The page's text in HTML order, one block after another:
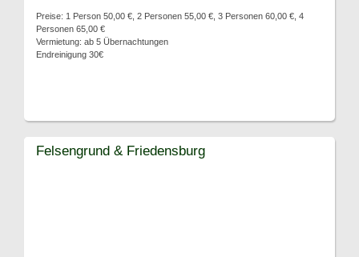
Preise: 1 Person 50,00 €, 2 Personen 55,00 €, 3 Personen 60,00 €, 4
Personen 65,00 €
Vermietung: ab 5 Übernachtungen
Endreinigung 30€
Felsengrund & Friedensburg